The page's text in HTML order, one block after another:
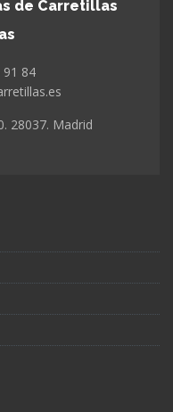
de Carretillas
91 84
28037. Madrid